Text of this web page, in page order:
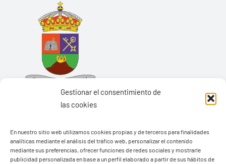
Gestionar el consentimiento de
las cookies
En nuestro sitio web utilizamos cookies propias y de terceros para finalidades
analíticas mediante el análisis del tráfico web, personalizar el contenido
mediante sus preferencias, ofrecer funciones de redes sociales y mostrarle
publicidad personalizada en base a un perfil elaborado a partir de sus hábitos de
Ayuntamiento de Yaiza
Pza. de Los Remedios, 1